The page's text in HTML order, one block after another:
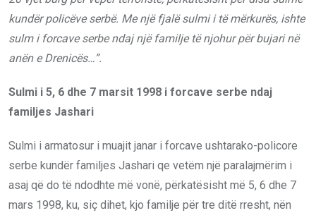
kundër policëve serbë. Me një fjalë sulmi i të mërkurës, ishte
sulm i forcave serbe ndaj një familje të njohur për bujari në
anën e Drenicës…”.
Sulmi i 5, 6 dhe 7 marsit 1998 i forcave serbe ndaj
familjes Jashari
Sulmi i armatosur i muajit janar i forcave ushtarako-policore
serbe kundër familjes Jashari qe vetëm një paralajmërim i
asaj që do të ndodhte më vonë, përkatësisht më 5, 6 dhe 7
mars 1998, ku, siç dihet, kjo familje për tre ditë rresht, nën